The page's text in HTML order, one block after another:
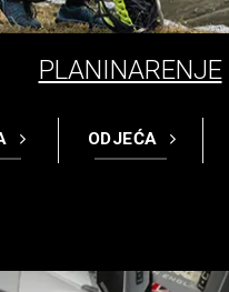
PLANINARENJE
ODJEĆA